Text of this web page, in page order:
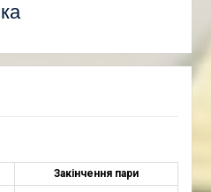
Закінчення пари